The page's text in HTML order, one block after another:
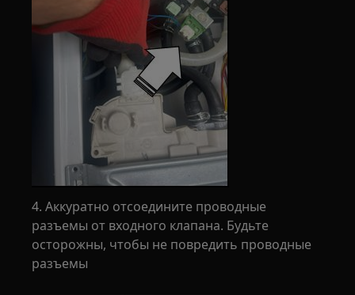
4. Аккуратно отсоедините проводные
разъемы от входного клапана. Будьте
осторожны, чтобы не повредить проводные
разъемы